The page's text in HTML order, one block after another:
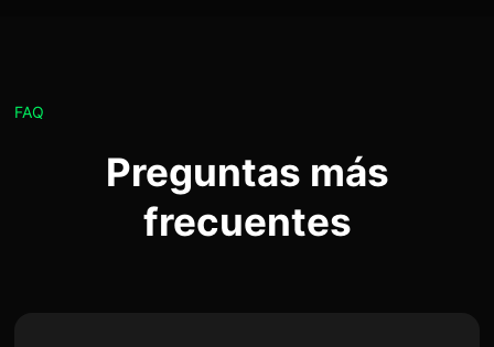
FAQ
Preguntas más
frecuentes